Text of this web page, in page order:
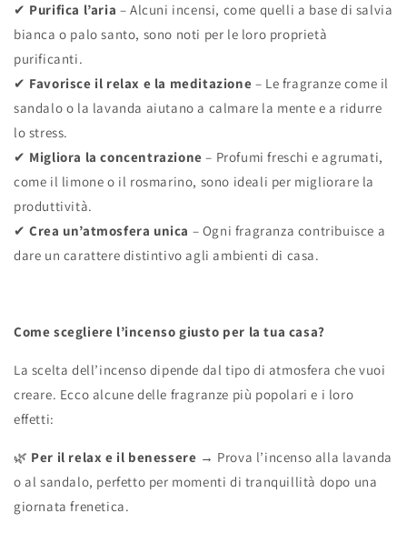
✔ Purifica l’aria – Alcuni incensi, come quelli a base di salvia
bianca o palo santo, sono noti per le loro proprietà
purificanti.
✔ Favorisce il relax e la meditazione – Le fragranze come il
sandalo o la lavanda aiutano a calmare la mente e a ridurre
lo stress.
✔ Migliora la concentrazione – Profumi freschi e agrumati,
come il limone o il rosmarino, sono ideali per migliorare la
produttività.
✔ Crea un’atmosfera unica – Ogni fragranza contribuisce a
dare un carattere distintivo agli ambienti di casa.
Come scegliere l’incenso giusto per la tua casa?
La scelta dell’incenso dipende dal tipo di atmosfera che vuoi
creare. Ecco alcune delle fragranze più popolari e i loro
effetti:
🌿 Per il relax e il benessere → Prova l’incenso alla lavanda
o al sandalo, perfetto per momenti di tranquillità dopo una
giornata frenetica.